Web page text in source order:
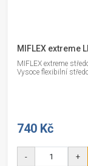
MIFLEX extreme
MIFLEX extreme
Vysoce flexibilní
740 Kč
- +